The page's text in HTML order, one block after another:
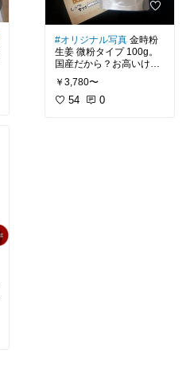
本
#健康 #治療 #療養
今年は23～24度設定で扇
風機も欠かせないほど暑
くてたまりません。現在
も稼働中。体温は36.5～
37.0で暑がりになったの
で分厚い靴下捨てまし
た。
長い間患っている(？)治
普通のスケーラーだと手
間掛かるし、怖いし。
病院は論外なので...
動画を視ても、レビュー
を読んでもやはりペンチ
タイプが良さそうだなー
と思ってチェックしてま
#オリジナル写真 金時粉
生姜 微粉タイプ 100g。
国産だから？お高いけ
ど、微粉タイプなので漉
したりしなくて良さそう
だし買ってみました。飲
￥3,780〜
54 0